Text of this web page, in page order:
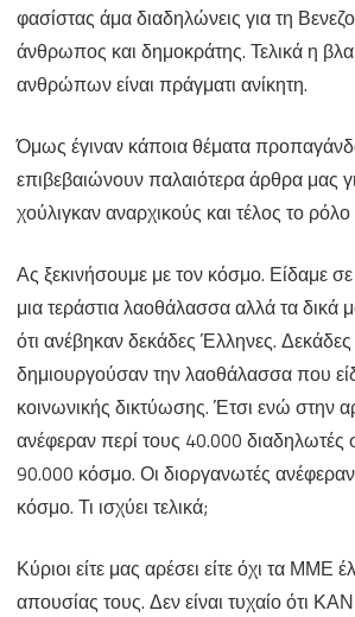
φασίστας άμα διαδηλώνεις για τη
άνθρωπος και δημοκράτης. Τελικά η
ανθρώπων είναι πράγματι ανίκητη.
Όμως έγιναν κάποια θέματα
επιβεβαιώνουν παλαιότερα άρθρα μας
χούλιγκαν αναρχικούς και τέλος το ρόλο
Ας ξεκινήσουμε με τον κόσμο. Είδαμε
μια τεράστια λαοθάλασσα αλλά τα
ότι ανέβηκαν δεκάδες Έλληνες.
δημιουργούσαν την λαοθάλασσα που
κοινωνικής δικτύωσης. Έτσι ενώ στην
ανέφεραν περί τους 40.000 διαδηλωτές
90.000 κόσμο. Οι διοργανωτές
κόσμο. Τι ισχύει τελικά;
Κύριοι είτε μας αρέσει είτε όχι τα ΜΜΕ
απουσίας τους. Δεν είναι τυχαίο ότι